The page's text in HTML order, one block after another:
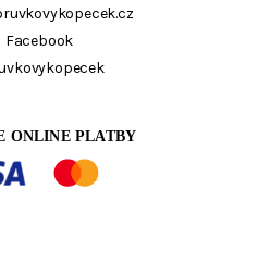
Facebook
ONLINE PLATBY